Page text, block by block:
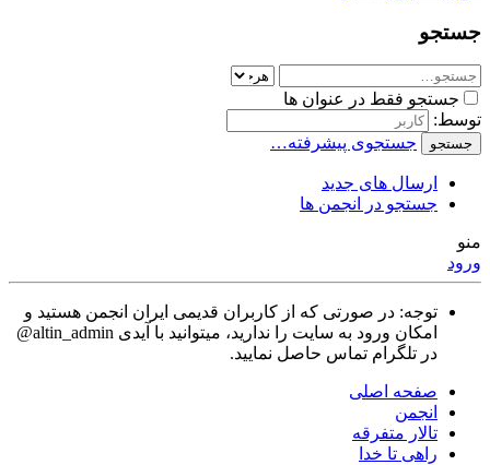
جستجو
جستجو فقط در عنوان ها
توسط:
جستجو جستجوی پیشرفته…
ارسال های جدید
جستجو در انجمن ها
منو
ورود
توجه: در صورتی که از کاربران قدیمی ایران انجمن هستید و
امکان ورود به سایت را ندارید، میتوانید با آیدی altin_admin@
در تلگرام تماس حاصل نمایید.
صفحه اصلی
انجمن
تالار متفرقه
راهی تا خدا